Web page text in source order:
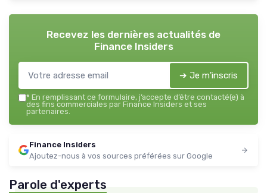
Recevez les dernières actualités de
Finance Insiders
➔ Je m'inscris
* En remplissant ce formulaire, j’accepte d’être contacté(e) à
des fins commerciales par Finance Insiders et ses
partenaires.
Finance Insiders
Ajoutez-nous à vos sources préférées sur Google
Parole d'experts